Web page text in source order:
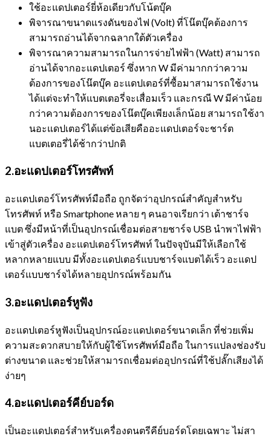
ใช้อะแดปเตอร์ยี่ห้อเดียวกับโน้ตบุ๊ค
พิจารณาขนาดแรงดันของไฟ (Volt) ที่โน๊ตบุ๊คต้องการ
สามารถอ่านได้จากฉลากใต้ตัวเครื่อง
พิจารณาความสามารถในการจ่ายไฟฟ้า (Watt) สามารถ
อ่านได้จากอะแดปเตอร์ ซึ่งหาก W มีค่ามากกว่าความ
ต้องการของโน๊ตบุ๊ค อะแดปเตอร์ที่ซื้อมาสามารถใช้งาน
ได้แต่จะทำให้แบตเตอรี่จะเสื่อมเร็ว และกรณี W มีค่าน้อย
กว่าความต้องการของโน๊ตบุ๊คเพียงเล็กน้อย สามารถใช้งา
นอะแดปเตอร์ได้แต่ข้อเสียคืออะแดปเตอร์จะชาร์ต
แบตเตอรี่ได้ช้ากว่าปกติ
2.อะแดปเตอร์โทรศัพท์
อะแดปเตอร์โทรศัพท์มือถือ ถูกจัดว่าอุปกรณ์สำคัญสำหรับ
โทรศัพท์ หรือ Smartphone หลาย ๆ คนอาจเรียกว่า เต้าชาร์จ
แบต ซึ่งมีหน้าที่เป็นอุปกรณ์เชื่อมต่อสายชาร์จ USB นำพาไฟฟ้า
เข้าสู่ตัวเครื่อง อะแดปเตอร์โทรศัพท์ ในปัจจุบันมีให้เลือกใช้
หลากหลายแบบ มีทั้งอะแดปเตอร์แบบชาร์จแบตได้เร็ว อะแดป
เตอร์แบบชาร์จได้หลายอุปกรณ์พร้อมกัน
3.อะแดปเตอร์หูฟัง
อะแดปเตอร์หูฟังเป็นอุปกรณ์อะแดปเตอร์ขนาดเล็ก ที่ช่วยเพิ่ม
ความสะดวกสบายให้กับผู้ใช้โทรศัพท์มือถือ ในการแปลงช่องรับ
ต่างขนาด และช่วยให้สามารถเชื่อมต่ออุปกรณ์ที่ใช้ปลั๊กเสียงได้
ง่ายๆ
4.อะแดปเตอร์คีย์บอร์ด
เป็นอะแดปเตอร์สำหรับเครื่องดนตรีคีย์บอร์ดโดยเฉพาะ ไม่สา